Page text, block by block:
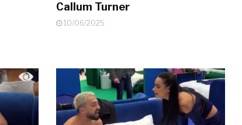
Callum Turner
10/06/2025